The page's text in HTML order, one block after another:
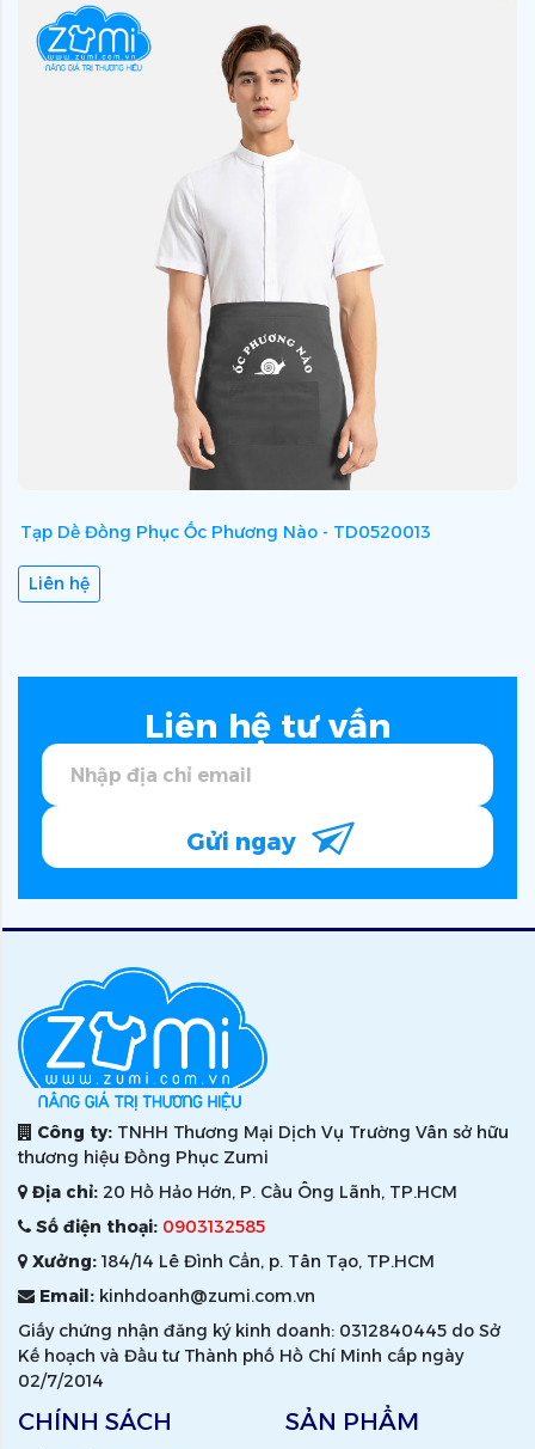
Tạp Dề Đồng Phục Ốc Phương Nào - TD0520013
Liên hệ
Liên hệ tư vấn
Gửi ngay
Công ty: TNHH Thương Mại Dịch Vụ Trường Vân sở hữu
thương hiệu Đồng Phục Zumi
Địa chỉ: 20 Hồ Hảo Hớn, P. Cầu Ông Lãnh, TP.HCM
Số điện thoại: 0903132585
Xưởng:184/14 Lê Đình Cẩn, p. Tân Tạo, TP.HCM
Email: kinhdoanh@zumi.com.vn
Giấy chứng nhận đăng ký kinh doanh: 0312840445 do Sở
Kế hoạch và Đầu tư Thành phố Hồ Chí Minh cấp ngày
02/7/2014
CHÍNH SÁCH SẢN PHẨM